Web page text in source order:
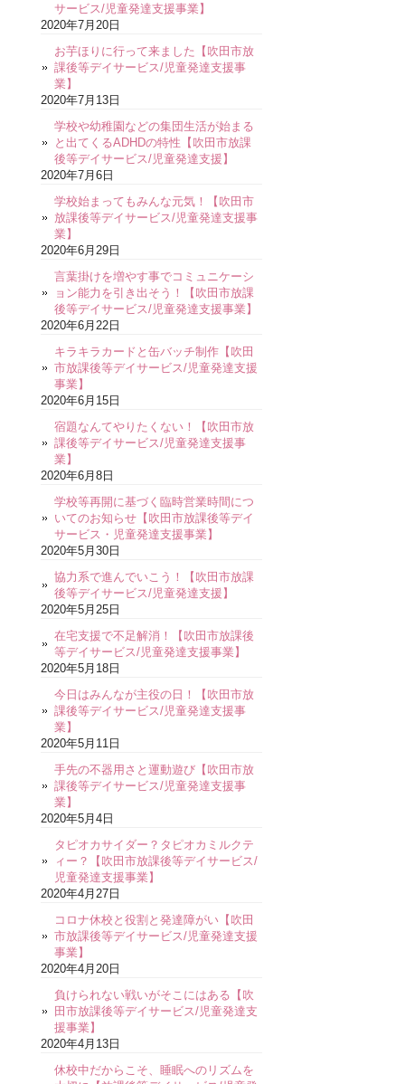
サービス/児童発達支援事業】
2020年7月20日
お芋ほりに行って来ました【吹田市放
課後等デイサービス/児童発達支援事
業】
2020年7月13日
学校や幼稚園などの集団生活が始まる
と出てくるADHDの特性【吹田市放課
後等デイサービス/児童発達支援】
2020年7月6日
学校始まってもみんな元気！【吹田市
放課後等デイサービス/児童発達支援事
業】
2020年6月29日
言葉掛けを増やす事でコミュニケーシ
ョン能力を引き出そう！【吹田市放課
後等デイサービス/児童発達支援事業】
2020年6月22日
キラキラカードと缶バッチ制作【吹田
市放課後等デイサービス/児童発達支援
事業】
2020年6月15日
宿題なんてやりたくない！【吹田市放
課後等デイサービス/児童発達支援事
業】
2020年6月8日
学校等再開に基づく臨時営業時間につ
いてのお知らせ【吹田市放課後等デイ
サービス・児童発達支援事業】
2020年5月30日
協力系で進んでいこう！【吹田市放課
後等デイサービス/児童発達支援】
2020年5月25日
在宅支援で不足解消！【吹田市放課後
等デイサービス/児童発達支援事業】
2020年5月18日
今日はみんなが主役の日！【吹田市放
課後等デイサービス/児童発達支援事
業】
2020年5月11日
手先の不器用さと運動遊び【吹田市放
課後等デイサービス/児童発達支援事
業】
2020年5月4日
タピオカサイダー？タピオカミルクテ
ィー？【吹田市放課後等デイサービス/
児童発達支援事業】
2020年4月27日
コロナ休校と役割と発達障がい【吹田
市放課後等デイサービス/児童発達支援
事業】
2020年4月20日
負けられない戦いがそこにはある【吹
田市放課後等デイサービス/児童発達支
援事業】
2020年4月13日
休校中だからこそ、睡眠へのリズムを